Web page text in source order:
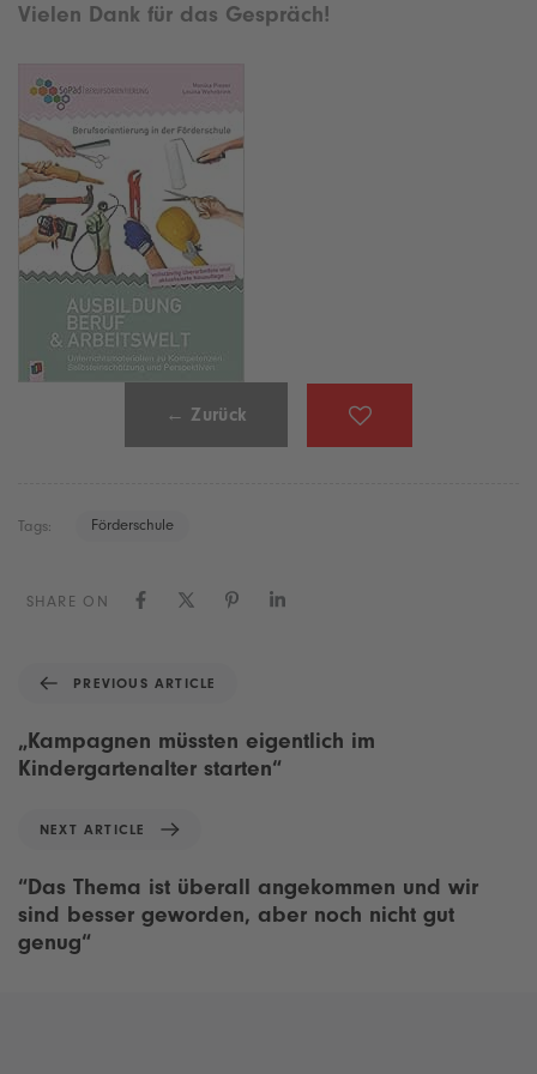
Vielen Dank für das Gespräch!
← Zurück
Tags: Förderschule
SHARE ON
e
v
A
r
t
PREVIOUS ARTICLE
„Kampagnen müssten eigentlich im
Kindergartenalter starten“
x
r
NEXT ARTICLE
“Das Thema ist überall angekommen und wir
sind besser geworden, aber noch nicht gut
genug“